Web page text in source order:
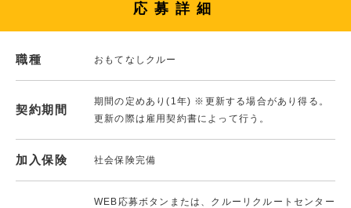
応募詳細
職種 おもてなしクルー
契約期間
期間の定めあり(1年) ※更新する場合があり得る。
更新の際は雇用契約書によって行う。
加入保険 社会保険完備
WEB応募ボタンまたは、クルーリクルートセンター